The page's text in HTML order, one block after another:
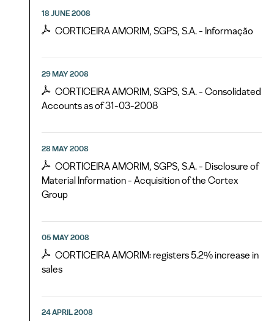
18 JUNE 2008
CORTICEIRA AMORIM, SGPS, S.A. - Informação
29 MAY 2008
CORTICEIRA AMORIM, SGPS, S.A. - Consolidated
Accounts as of 31-03-2008
28 MAY 2008
CORTICEIRA AMORIM, SGPS, S.A. - Disclosure of
Material Information - Acquisition of the Cortex
Group
05 MAY 2008
CORTICEIRA AMORIM: registers 5.2% increase in
sales
24 APRIL 2008